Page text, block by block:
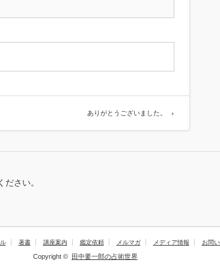
ありがとうございました。
さい。
著書 講座案内 鑑定依頼 メルマガ メディア情報 お問
Copyright © 田中要一郎の占術世界